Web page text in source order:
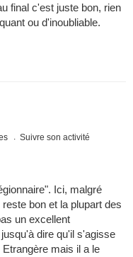
final c'est juste bon, rien
ou d'inoubliable.
Suivre son activité
Ici, malgré
bon et la plupart des
un excellent
dire qu'il s'agisse
mais il a le